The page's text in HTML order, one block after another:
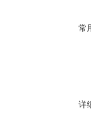
常
详